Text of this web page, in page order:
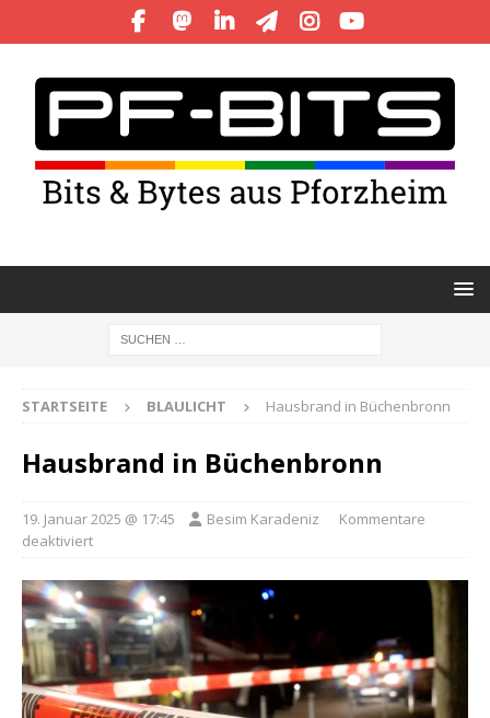
STARTSEITE BLAULICHT Hausbrand in Büchenbronn
Hausbrand in Büchenbronn
19. Januar 2025 @ 17:45 Besim Karadeniz
Kommentare
deaktiviert